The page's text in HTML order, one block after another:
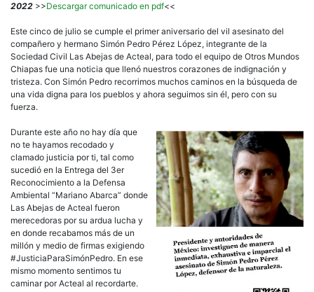
2022 >>Descargar comunicado en pdf<<
Este cinco de julio se cumple el primer aniversario del vil asesinato del
compañero y hermano Simón Pedro Pérez López, integrante de la
Sociedad Civil Las Abejas de Acteal, para todo el equipo de Otros Mundos
Chiapas fue una noticia que llenó nuestros corazones de indignación y
tristeza. Con Simón Pedro recorrimos muchos caminos en la búsqueda de
una vida digna para los pueblos y ahora seguimos sin él, pero con su
fuerza.
Durante este año no hay día que
no te hayamos recodado y
clamado justicia por ti, tal como
sucedió en la Entrega del 3er
Reconocimiento a la Defensa
Ambiental “Mariano Abarca” donde
Las Abejas de Acteal fueron
merecedoras por su ardua lucha y
en donde recabamos más de un
millón y medio de firmas exigiendo
#JusticiaParaSimónPedro. En ese
mismo momento sentimos tu
caminar por Acteal al recordarte.